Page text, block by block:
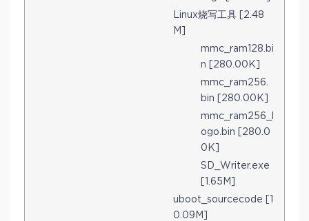
Linux烧写工具 [2.48
M]
mmc_ram128.bi
n [280.00K]
mmc_ram256.
bin [280.00K]
mmc_ram256_l
ogo.bin [280.0
0K]
SD_Writer.exe
[1.65M]
uboot_sourcecode [1
0.09M]